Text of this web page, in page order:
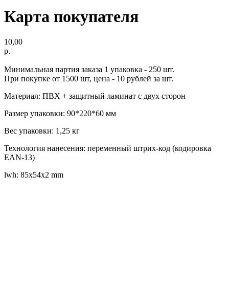
Карта покупателя
10,00
р.
Минимальная партия заказа 1 упаковка - 250 шт.
При покупке от 1500 шт, цена - 10 рублей за шт.
Материал: ПВХ + защитный ламинат с двух сторон
Размер упаковки: 90*220*60 мм
Вес упаковки: 1,25 кг
Технология нанесения: переменный штрих-код (кодировка
EAN-13)
lwh: 85x54x2 mm